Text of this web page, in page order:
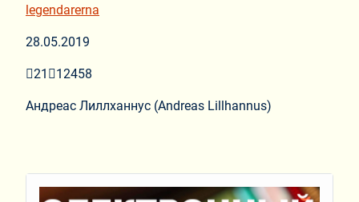
legendarerna
28.05.2019
2112458
Андреас Лиллханнус (Andreas Lillhannus)